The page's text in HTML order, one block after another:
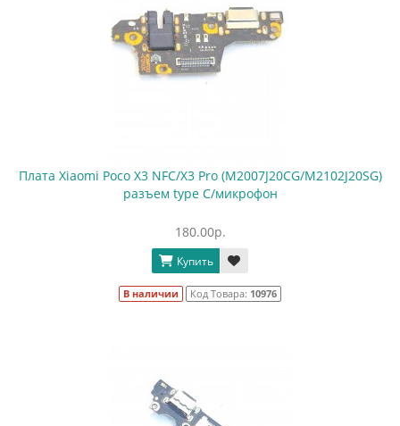
Плата Xiaomi Poco X3 NFC/X3 Pro (M2007J20CG/M2102J20SG)
разъем type С/микрофон
180.00р.
Купить
В наличии Код Товара: 10976